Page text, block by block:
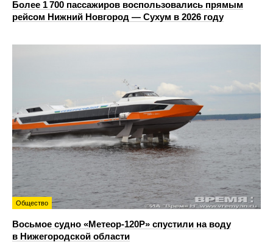
Более 1 700 пассажиров воспользовались прямым
рейсом Нижний Новгород — Сухум в 2026 году
Общество
Восьмое судно «Метеор-120Р» спустили на воду
в Нижегородской области